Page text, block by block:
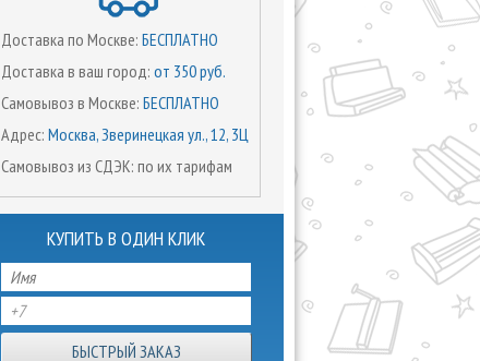
Доставка по Москве: БЕСПЛАТНО
Доставка в ваш город: от 350 руб.
Самовывоз в Москве: БЕСПЛАТНО
Адрес: Москва, Зверинецкая ул., 12, 3Ц
Самовывоз из СДЭК: по их тарифам
КУПИТЬ В ОДИН КЛИК